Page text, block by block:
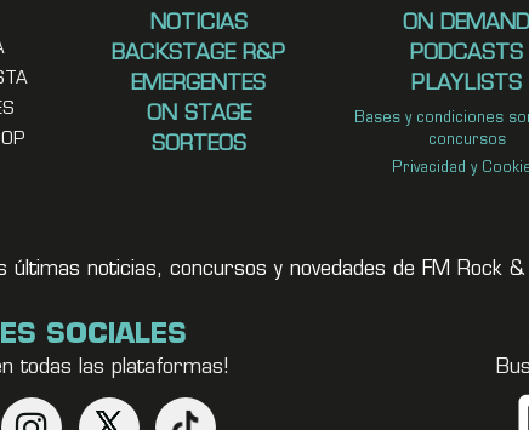
NOTICIAS
BACKSTAGE R&P
EMERGENTES
ON STAGE
SORTEOS
ON DEMAND
PODCASTS
PLAYLISTS
Bases y condiciones
concursos
Privacidad y
últimas noticias, concursos y novedades de FM Rock &
SOCIALES
todas las plataformas!